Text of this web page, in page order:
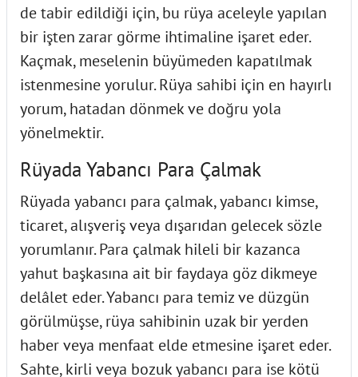
de tabir edildiği için, bu rüya aceleyle yapılan
bir işten zarar görme ihtimaline işaret eder.
Kaçmak, meselenin büyümeden kapatılmak
istenmesine yorulur. Rüya sahibi için en hayırlı
yorum, hatadan dönmek ve doğru yola
yönelmektir.
Rüyada Yabancı Para Çalmak
Rüyada yabancı para çalmak, yabancı kimse,
ticaret, alışveriş veya dışarıdan gelecek sözle
yorumlanır. Para çalmak hileli bir kazanca
yahut başkasına ait bir faydaya göz dikmeye
delâlet eder. Yabancı para temiz ve düzgün
görülmüşse, rüya sahibinin uzak bir yerden
haber veya menfaat elde etmesine işaret eder.
Sahte, kirli veya bozuk yabancı para ise kötü